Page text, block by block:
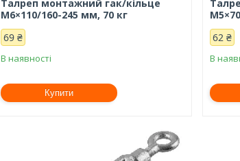
Талреп монтажний гак/кільце
М6×110/160-245 мм, 70 кг
69 ₴
В наявності
Купити
62 ₴
В